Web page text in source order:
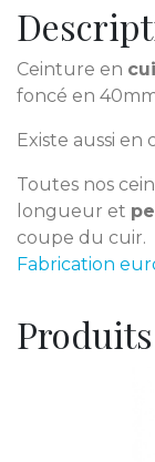
Ceinture en
foncé en
Existe aussi
Toutes nos
longueur et
coupe du cuir.
Fabrication